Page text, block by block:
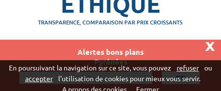
Alertes bons plans
Pyrénées
x
TRANSPARENCE, COMPARAISON PAR PRIX CROISSANTS
Vivaweb SARL - RCS Créteil n°790 591 572
En poursuivant la navigation sur ce site, vous pouvez refuser
ou
accepter
l'utilisation de cookies pour mieux vous servir.
A propos des cookies
Fermer